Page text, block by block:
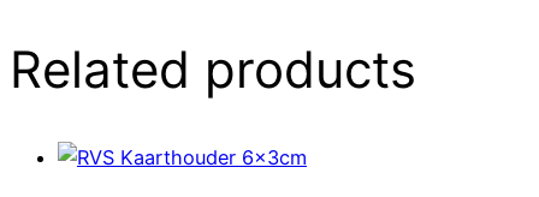
Related products